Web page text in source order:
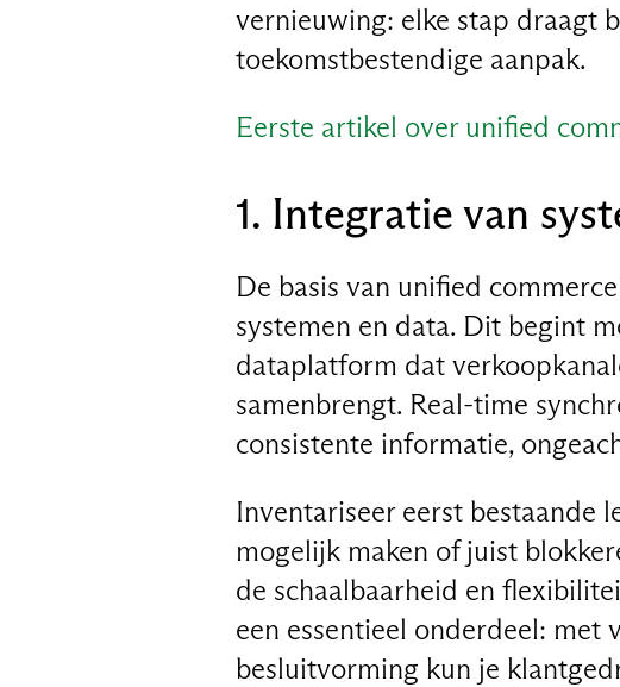
vernieuwing: elke stap draagt
toekomstbestendige aanpak.
Eerste artikel over unified
1. Integratie van
De basis van unified
systemen en data. Dit begint
dataplatform dat
samenbrengt. Real-time
consistente informatie,
Inventariseer eerst bestaande
mogelijk maken of juist
de schaalbaarheid en
een essentieel onderdeel: met
besluitvorming kun je